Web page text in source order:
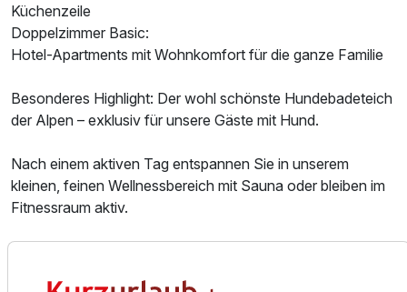
Ausstattung
Küchenzeile
Doppelzimmer Basic:
Hotel-Apartments mit Wohnkomfort für die ganze Familie
Besonderes Highlight: Der wohl schönste Hundebadeteich
der Alpen – exklusiv für unsere Gäste mit Hund.
Nach einem aktiven Tag entspannen Sie in unserem
kleinen, feinen Wellnessbereich mit Sauna oder bleiben im
Fitnessraum aktiv.